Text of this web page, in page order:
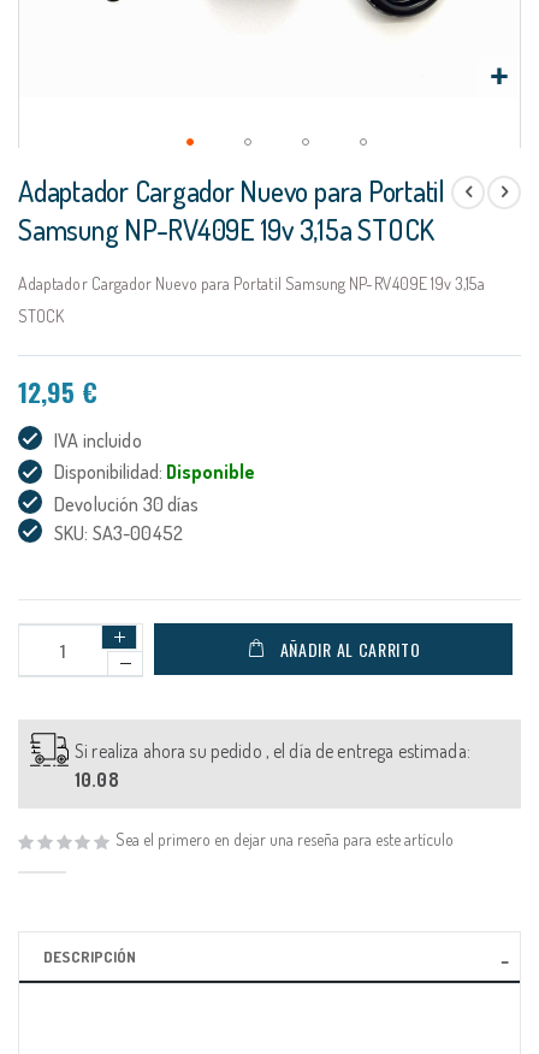
al
comienzo
de
galería
de
Adaptador Cargador Nuevo para Portatil
Samsung NP-RV409E 19v 3,15a STOCK
Adaptador Cargador Nuevo para Portatil Samsung NP-RV409E 19v 3,15a
STOCK
12,95 €
IVA incluido
Disponibilidad: Disponible
Devolución 30 días
SKU: SA3-00452
AÑADIR AL CARRITO
Si realiza ahora su pedido , el día de entrega estimada:
10.08
Sea el primero en dejar una reseña para este artículo
DESCRIPCIÓN